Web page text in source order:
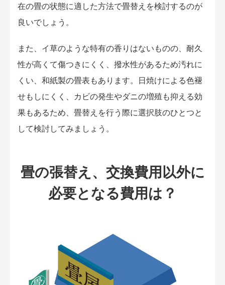
在の畳の状態に適した方法で畳替えを検討するのが
良いでしょう。
また、イ草のような特有の香りはないものの、耐久
性が高くて傷つきにくく、撥水性があるため汚れに
くい、和紙製の畳表もあります。日焼けによる色褪
せもしにくく、カビの発生やダニの増殖も抑える効
果もあるため、畳替えを行う際に選択肢のひとつと
して検討してみましょう。
畳の張替え、交換費用以外に
必要となる費用は？